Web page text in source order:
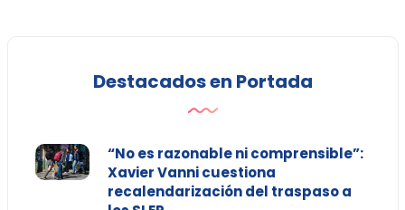
Destacados en Portada
“No es razonable ni comprensible”:
Xavier Vanni cuestiona
recalendarización del traspaso a